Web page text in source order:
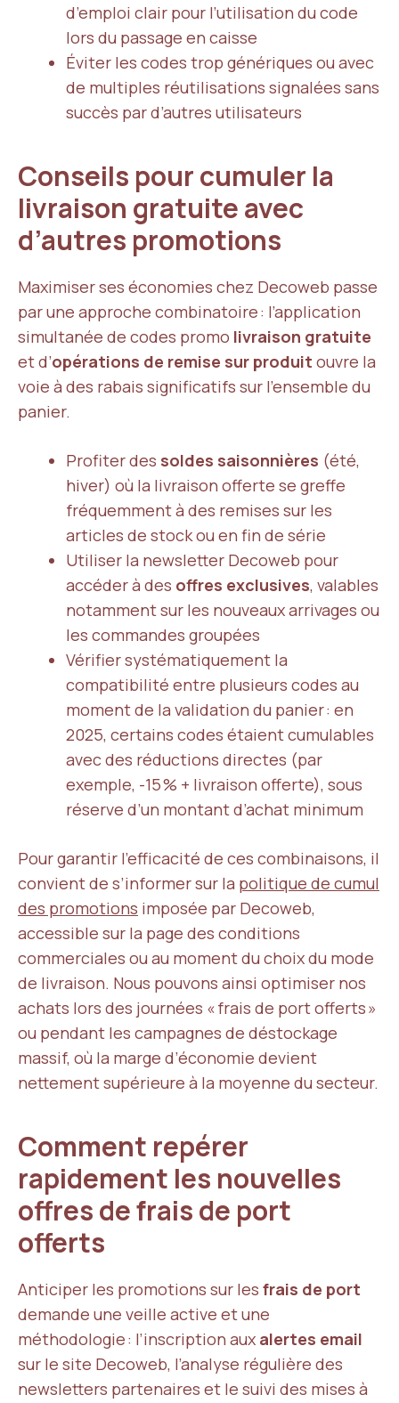
d’emploi clair pour l’utilisation du code
lors du passage en caisse
Éviter les codes trop génériques ou avec
de multiples réutilisations signalées sans
succès par d’autres utilisateurs
Conseils pour cumuler la
livraison gratuite avec
d’autres promotions
Maximiser ses économies chez Decoweb passe
par une approche combinatoire : l’application
simultanée de codes promo livraison gratuite
et d’opérations de remise sur produit ouvre la
voie à des rabais significatifs sur l’ensemble du
panier.
Profiter des soldes saisonnières (été,
hiver) où la livraison offerte se greffe
fréquemment à des remises sur les
articles de stock ou en fin de série
Utiliser la newsletter Decoweb pour
accéder à des offres exclusives, valables
notamment sur les nouveaux arrivages ou
les commandes groupées
Vérifier systématiquement la
compatibilité entre plusieurs codes au
moment de la validation du panier : en
2025, certains codes étaient cumulables
avec des réductions directes (par
exemple, -15 % + livraison offerte), sous
réserve d’un montant d’achat minimum
Pour garantir l’efficacité de ces combinaisons, il
convient de s’informer sur la politique de cumul
des promotions imposée par Decoweb,
accessible sur la page des conditions
commerciales ou au moment du choix du mode
de livraison. Nous pouvons ainsi optimiser nos
achats lors des journées « frais de port offerts »
ou pendant les campagnes de déstockage
massif, où la marge d’économie devient
nettement supérieure à la moyenne du secteur.
Comment repérer
rapidement les nouvelles
offres de frais de port
offerts
Anticiper les promotions sur les frais de port
demande une veille active et une
méthodologie : l’inscription aux alertes email
sur le site Decoweb, l’analyse régulière des
newsletters partenaires et le suivi des mises à